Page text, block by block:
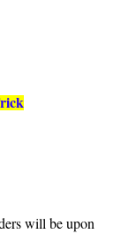
will be upon